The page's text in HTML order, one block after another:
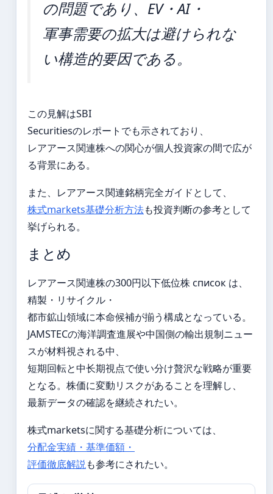
の問題であり、EV・AI・
軍事需要の拡大は避けられな
い構造的要因である。
この見解はSBI
Securitiesのレポートでも示されており、
レアアース関連株への関心が個人投資家の間で広が
る背景にある。
また、レアアース関連銘柄完全ガイドとして、
株式markets基礎分析方法も投資判断の参考として
挙げられる。
まとめ
レアアース関連株の300円以下低位株 список は、
精製・リサイクル・
都市鉱山領域に本命候補が揃う構成となっている。
JAMSTECの海洋調査進展や中国側の輸出規制ニュー
スが材料視される中、
短期回転と中长期視点で使い分け贅沢な戦略が重要
となる。株価に変動リスクがあることを理解し、
最新データの確認を継続されたい。
株式marketsに関する基礎分析については、
分配金実績・基準価額・
評価徹底解説も参考にされたい。